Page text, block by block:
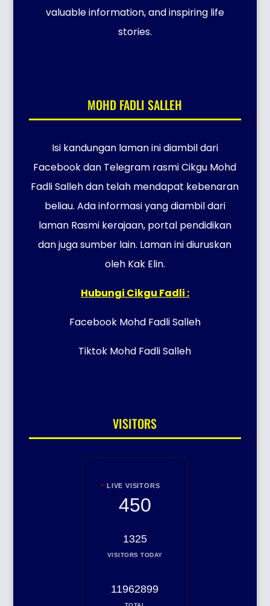
valuable information, and inspiring life
stories.
MOHD FADLI SALLEH
Isi kandungan laman ini diambil dari
Facebook dan Telegram rasmi Cikgu Mohd
Fadli Salleh dan telah mendapat kebenaran
beliau. Ada informasi yang diambil dari
laman Rasmi kerajaan, portal pendidikan
dan juga sumber lain. Laman ini diuruskan
oleh Kak Elin.
Hubungi Cikgu Fadli :
Facebook Mohd Fadli Salleh
Tiktok Mohd Fadli Salleh
VISITORS
LIVE VISITORS
450
1325
VISITORS TODAY
11962899
TOTAL